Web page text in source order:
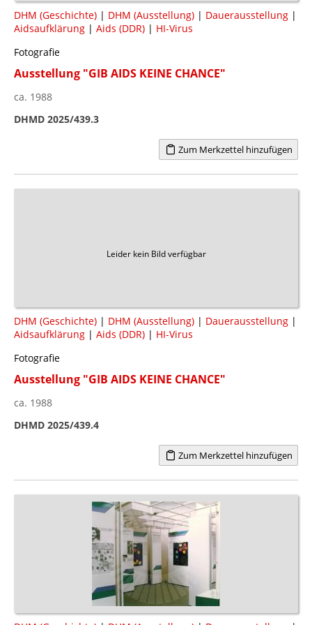
DHM (Geschichte) | DHM (Ausstellung) | Dauerausstellung |
Aidsaufklärung | Aids (DDR) | HI-Virus
Fotografie
Ausstellung "GIB AIDS KEINE CHANCE"
ca. 1988
DHMD 2025/439.3
Zum Merkzettel hinzufügen
Leider kein Bild verfügbar
DHM (Geschichte) | DHM (Ausstellung) | Dauerausstellung |
Aidsaufklärung | Aids (DDR) | HI-Virus
Fotografie
Ausstellung "GIB AIDS KEINE CHANCE"
ca. 1988
DHMD 2025/439.4
Zum Merkzettel hinzufügen